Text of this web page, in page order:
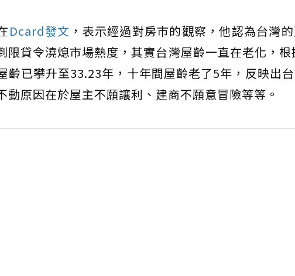
Dcard發文 ，表示經過對房市的觀察，他認為台灣
限貸令澆熄市場熱度，其實台灣屋齡一直在老化，
齡已攀升至33.23年，十年間屋齡老了5年，反映出
動原因在於屋主不願讓利、建商不願意冒險等等。